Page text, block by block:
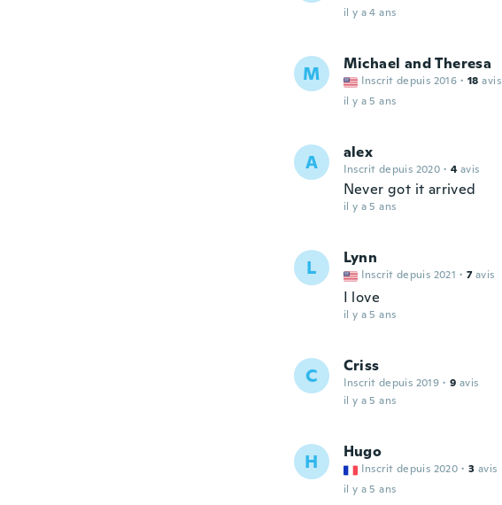
il y a 4 ans
M Michael and Theresa
Inscrit depuis 2016 · 18 avis
il y a 5 ans
A alex
Inscrit depuis 2020 · 4 avis
Never got it arrived
il y a 5 ans
L Lynn
Inscrit depuis 2021 · 7 avis
I love
il y a 5 ans
C Criss
Inscrit depuis 2019 · 9 avis
il y a 5 ans
H Hugo
Inscrit depuis 2020 · 3 avis
il y a 5 ans